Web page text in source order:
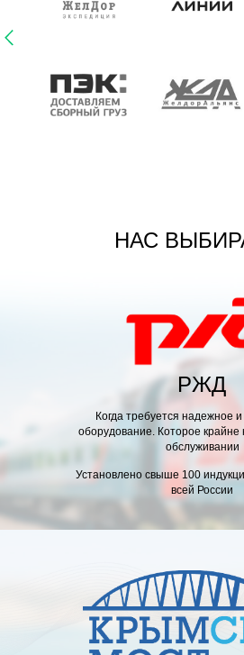
НАС
процесс внедрения и
массового участия. Идейные
порядка, а также
Когда требуется надежное
оборудование. Которое крайне
обслуживании
Установлено свыше 100
всей России
РЖД
ПИСЬМО